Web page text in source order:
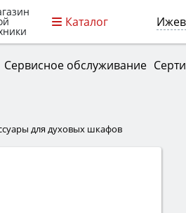
Каталог
Сервисное обслуживание
для духовых шкафов